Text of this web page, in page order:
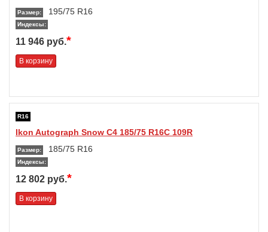
Размер: 195/75 R16
Индексы:
11 946 руб.*
В корзину
R16
Ikon Autograph Snow C4 185/75 R16C 109R
Размер: 185/75 R16
Индексы:
12 802 руб.*
В корзину